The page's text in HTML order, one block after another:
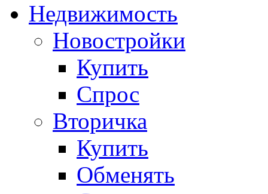
Недвижимость
Новостройки
Купить
Спрос
Вторичка
Купить
Обменять